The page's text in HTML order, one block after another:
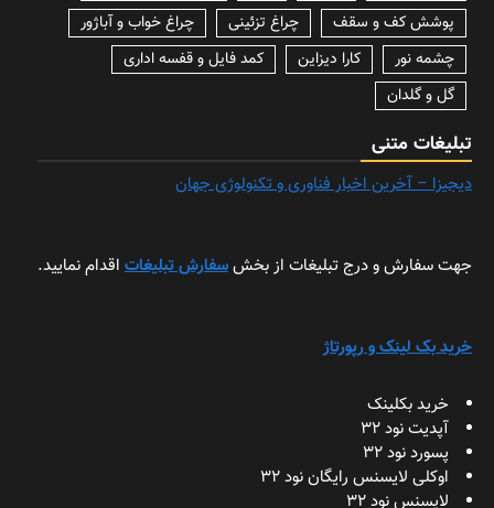
پوشش کف و سقف
چراغ تزئینی
چراغ خواب و آباژور
چشمه نور
کارا دیزاین
کمد فایل و قفسه اداری
گل و گلدان
تبلیغات متنی
دیجیزا – آخرین اخبار فناوری و تکنولوژی جهان
جهت سفارش و درج تبلیغات از بخشسفارش تبلیغات اقدام نمایید.
خرید بک لینک و رپورتاژ
خرید بکلینک
آپدیت نود 32
پسورد نود 32
اوکلی لایسنس رایگان نود 32
لایسنس نود 32